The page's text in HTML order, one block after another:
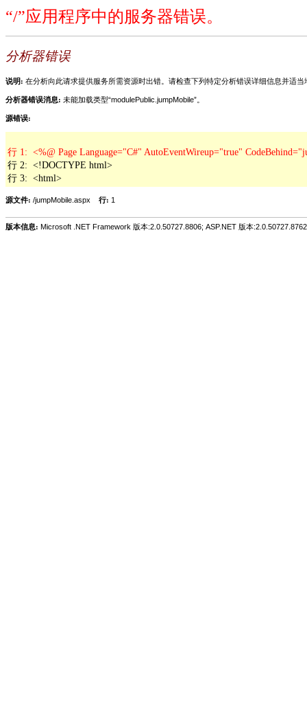
“/”应用程序中的服务器错误。
分析器错误
说明: 在分析向此请求提供服务所需资源时出错。请检查下列特定分析错误详细信息并适当
分析器错误消息: 未能加载类型“modulePublic.jumpMobile”。
源错误:
行 2:  <!DOCTYPE html>
行 3:  <html>
源文件: /jumpMobile.aspx 行: 1
版本信息: Microsoft .NET Framework 版本:2.0.50727.8806; ASP.NET 版本:2.0.50727.8762